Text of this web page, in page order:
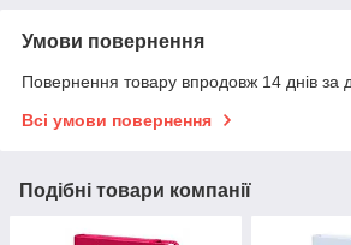
Умови повернення
Повернення товару впродовж 14 днів за
Всі умови повернення
Подібні товари компанії